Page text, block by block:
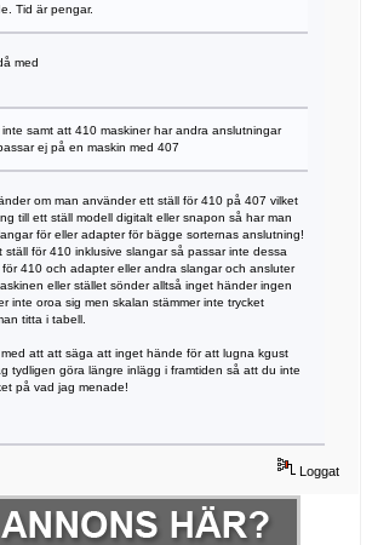
Tid är pengar.
med
samt att 410 maskiner har andra anslutningar
ej på en maskin med 407
om man använder ett ställ för 410 på 407 vilket
till ett ställ modell digitalt eller snapon så har man
för eller adapter för bägge sorternas anslutning!
ställ för 410 inklusive slangar så passar inte dessa
410 och adapter eller andra slangar och ansluter
eller stället sönder alltså inget händer ingen
inte oroa sig men skalan stämmer inte trycket
titta i tabell.
att att säga att inget hände för att lugna kgust
tydligen göra längre inlägg i framtiden så att du inte
på vad jag menade!
Loggat